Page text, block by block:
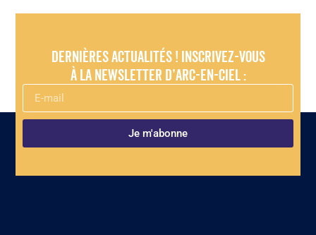
Dernières actualités ! Inscrivez-vous
à la newsletter d’Arc-en-Ciel :
Je m'abonne